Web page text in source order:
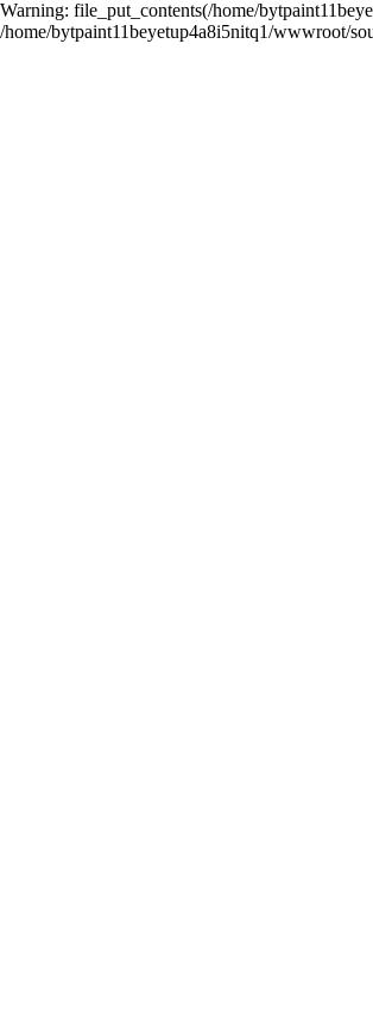
Warning: file_put_contents(/home/
/home/bytpaint11beyetup4a8i5nitq1/wwwroot/